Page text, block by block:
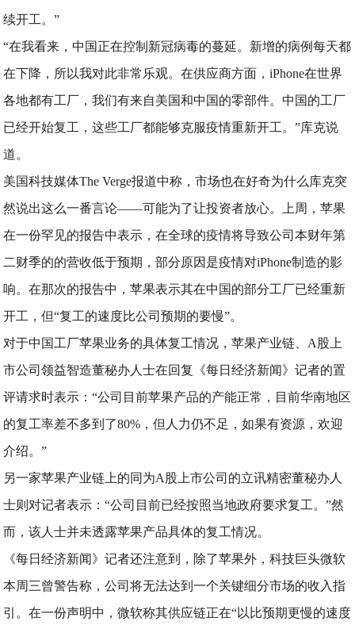
续开工。”
“在我看来，中国正在控制新冠病毒的蔓延。新增的病例每天都
在下降，所以我对此非常乐观。在供应商方面，iPhone在世界
各地都有工厂，我们有来自美国和中国的零部件。中国的工厂
已经开始复工，这些工厂都能够克服疫情重新开工。”库克说
道。
美国科技媒体The Verge报道中称，市场也在好奇为什么库克突
然说出这么一番言论——可能为了让投资者放心。上周，苹果
在一份罕见的报告中表示，在全球的疫情将导致公司本财年第
二财季的的营收低于预期，部分原因是疫情对iPhone制造的影
响。在那次的报告中，苹果表示其在中国的部分工厂已经重新
开工，但“复工的速度比公司预期的要慢”。
对于中国工厂苹果业务的具体复工情况，苹果产业链、A股上
市公司领益智造董秘办人士在回复《每日经济新闻》记者的置
评请求时表示：“公司目前苹果产品的产能正常，目前华南地区
的复工率差不多到了80%，但人力仍不足，如果有资源，欢迎
介绍。”
另一家苹果产业链上的同为A股上市公司的立讯精密董秘办人
士则对记者表示：“公司目前已经按照当地政府要求复工。”然
而，该人士并未透露苹果产品具体的复工情况。
《每日经济新闻》记者还注意到，除了苹果外，科技巨头微软
本周三曾警告称，公司将无法达到一个关键细分市场的收入指
引。在一份声明中，微软称其供应链正在“以比预期更慢的速度